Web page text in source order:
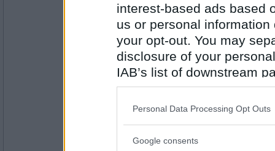
interest-based ads based
us or personal
your opt-out. You may
disclosure of your
IAB’s list of downstream
also be disclosed by us
Downstream Participants
Please note that this
Personal Data Processing Opt Outs
Google consents
Antal inlägg:
3857
jimma68
Antal inlägg: 54
Hasse i 21:an